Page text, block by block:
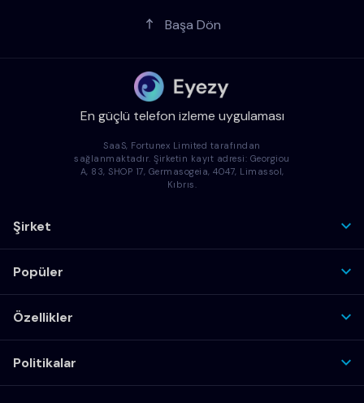
Başa Dön
En güçlü telefon izleme uygulaması
SaaS, Fortunex Limited tarafından
sağlanmaktadır. Şirketin kayıt adresi: Georgiou
A, 83, SHOP 17, Germasogeia, 4047, Limassol,
Kıbrıs.
Şirket
Popüler
Özellikler
Politikalar